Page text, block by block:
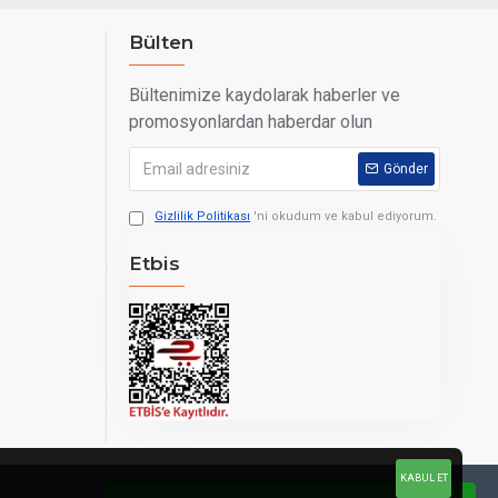
Bülten
Bültenimize kaydolarak haberler ve
promosyonlardan haberdar olun
Gönder
Gizlilik Politikası 'ni okudum ve kabul ediyorum.
Etbis
KABUL ET